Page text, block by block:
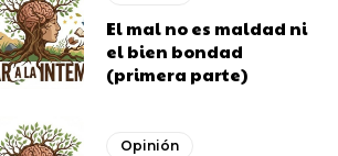
El mal no es maldad ni
el bien bondad
(primera parte)
Opinión